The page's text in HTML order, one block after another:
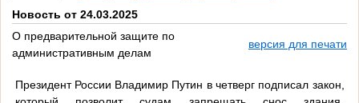
Новость от 24.03.2025
О предварительной защите по
административным делам
версия для печати
Президент России Владимир Путин в четверг подписал закон,